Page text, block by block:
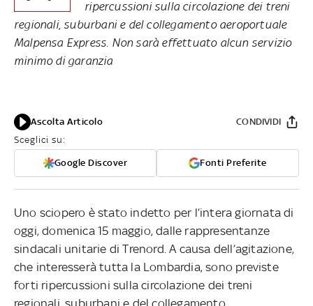
ripercussioni sulla circolazione dei treni
regionali, suburbani e del collegamento aeroportuale
Malpensa Express. Non sarà effettuato alcun servizio
minimo di garanzia
Ascolta Articolo
Sceglici su:
Google Discover Fonti Preferite
CONDIVIDI
Uno sciopero è stato indetto per l’intera giornata di
oggi, domenica 15 maggio, dalle rappresentanze
sindacali unitarie di Trenord. A causa dell’agitazione,
che interesserà tutta la Lombardia, sono previste
forti ripercussioni sulla circolazione dei treni
regionali, suburbani e del collegamento